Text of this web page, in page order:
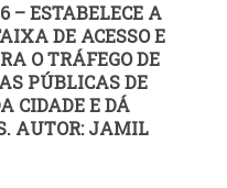
– ESTABELECE A
DE ACESSO E
O TRÁFEGO DE
PÚBLICAS DE
CIDADE E DÁ
AUTOR: JAMIL